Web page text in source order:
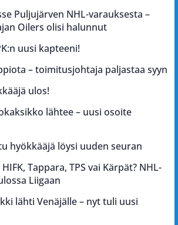
Puljujärven NHL-varauksesta –
Oilers olisi halunnut
uusi kapteeni!
– toimitusjohtaja paljastaa syyn
ulos!
lähtee – uusi osoite
hyökkääjä löysi uuden seuran
Tappara, TPS vai Kärpät? NHL-
Liigaan
lähti Venäjälle – nyt tuli uusi